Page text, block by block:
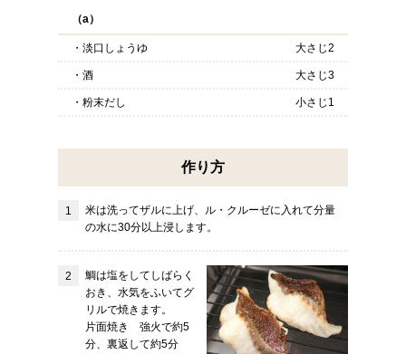
（a）
・淡口しょうゆ 大さじ2
・酒 大さじ3
・粉末だし 小さじ1
作り方
米は洗ってザルに上げ、ル・クルーゼに入れて分量
の水に30分以上浸します。
鯛は塩をしてしばらく
おき、水気をふいてグ
リルで焼きます。
片面焼き 強火で約5
分、裏返して約5分